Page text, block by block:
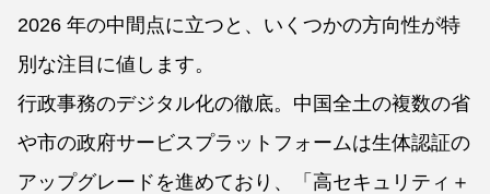
2026 年の中間点に立つと、いくつかの方向性が特
別な注目に値します。
行政事務のデジタル化の徹底。中国全土の複数の省
や市の政府サービスプラットフォームは生体認証の
アップグレードを進めており、「高セキュリティ＋